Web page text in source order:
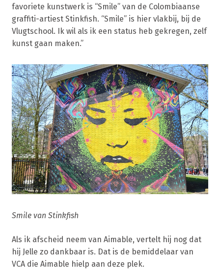
favoriete kunstwerk is “Smile” van de Colombiaanse
graffiti-artiest Stinkfish. “Smile” is hier vlakbij, bij de
Vlugtschool. Ik wil als ik een status heb gekregen, zelf
kunst gaan maken.”
Smile van Stinkfish
Als ik afscheid neem van Aimable, vertelt hij nog dat
hij Jelle zo dankbaar is. Dat is de bemiddelaar van
VCA die Aimable hielp aan deze plek.